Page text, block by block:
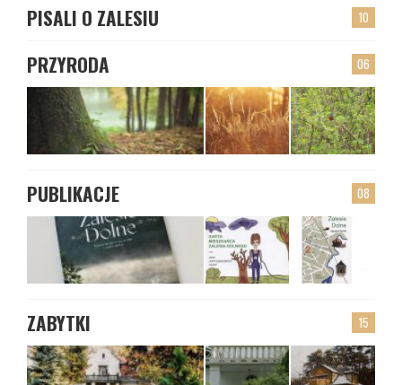
10
PISALI O ZALESIU
06
PRZYRODA
08
PUBLIKACJE
15
ZABYTKI